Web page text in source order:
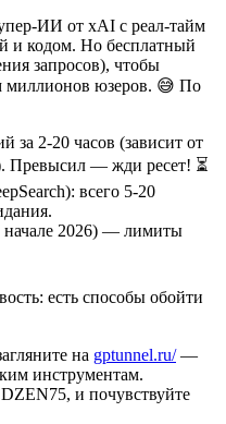
ИИ от xAI с реал-тайм
и кодом. Но бесплатный
запросов), чтобы
миллионов юзеров. 😅 По
за 2-20 часов (зависит от
Превысил — жди ресет! ⏳
всего 5-20
начале 2026) — лимиты
есть способы обойти
на gptunnel.ru/—
инструментам.
и почувствуйте